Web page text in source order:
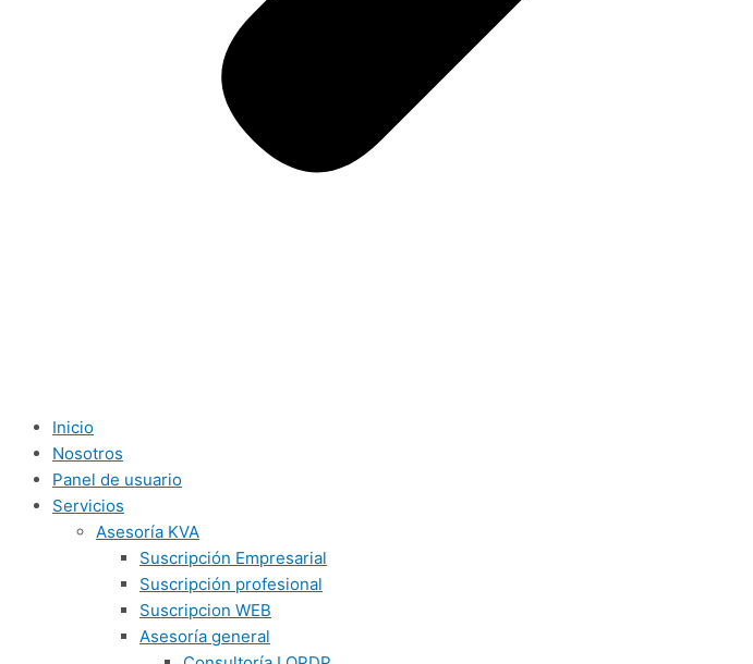
Inicio
Nosotros
Panel de usuario
Servicios
Asesoría KVA
Suscripción Empresarial
Suscripción profesional
Suscripcion WEB
Asesoría general